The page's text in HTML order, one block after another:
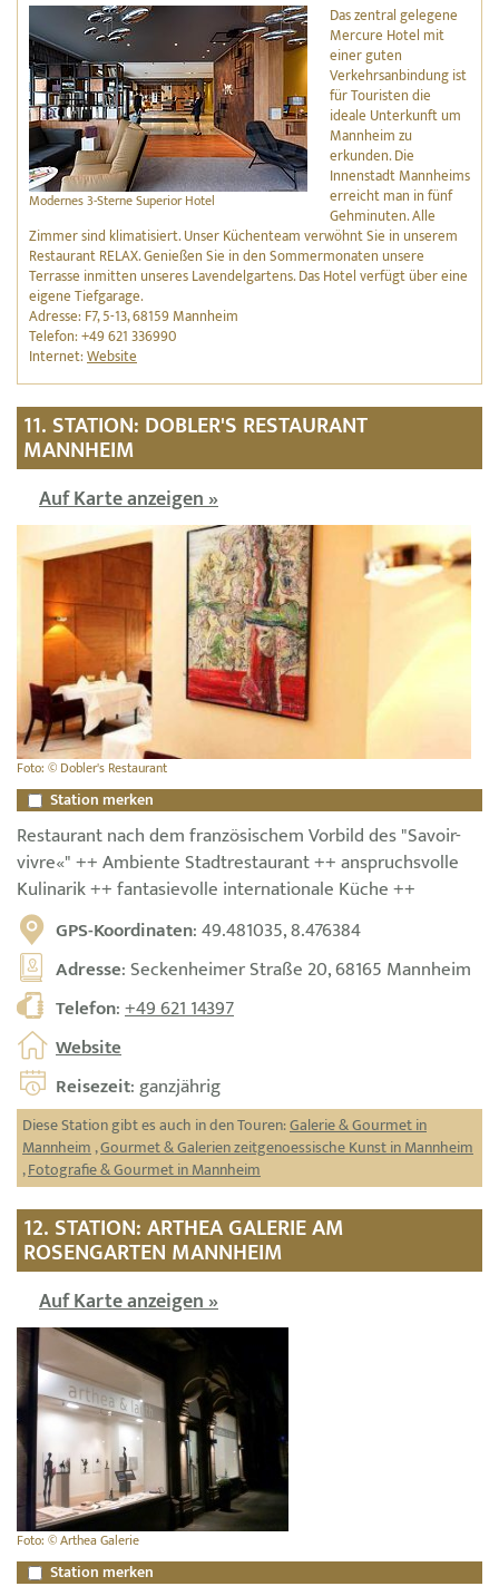
Modernes 3-Sterne Superior Hotel
Das zentral gelegene
Mercure Hotel mit
einer guten
Verkehrsanbindung ist
für Touristen die
ideale Unterkunft um
Mannheim zu
erkunden. Die
Innenstadt Mannheims
erreicht man in fünf
Gehminuten. Alle
Zimmer sind klimatisiert. Unser Küchenteam verwöhnt Sie in unserem
Restaurant RELAX. Genießen Sie in den Sommermonaten unsere
Terrasse inmitten unseres Lavendelgartens. Das Hotel verfügt über eine
eigene Tiefgarage.
Adresse: F7, 5-13, 68159 Mannheim
Telefon: +49 621 336990
Internet:Website
11. STATION: DOBLER'S RESTAURANT
MANNHEIM
Auf Karte anzeigen »
Foto: © Dobler's Restaurant
Station merken
Restaurant nach dem französischem Vorbild des "Savoir-
vivre«" ++ Ambiente Stadtrestaurant ++ anspruchsvolle
Kulinarik ++ fantasievolle internationale Küche ++
GPS-Koordinaten: 49.481035, 8.476384
Adresse: Seckenheimer Straße 20, 68165 Mannheim
Telefon:+49 621 14397
Website
Reisezeit: ganzjährig
Diese Station gibt es auch in den Touren:Galerie & Gourmet in
Mannheim,Gourmet & Galerien zeitgenoessische Kunst in Mannheim
,Fotografie & Gourmet in Mannheim
12. STATION: ARTHEA GALERIE AM
ROSENGARTEN MANNHEIM
Auf Karte anzeigen »
Foto: © Arthea Galerie
Station merken